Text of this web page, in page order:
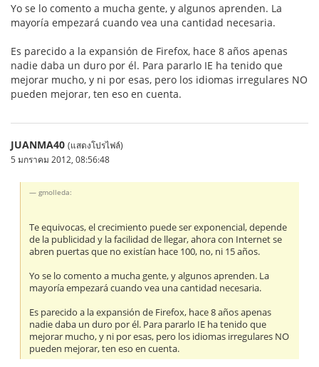
Yo se lo comento a mucha gente, y algunos aprenden. La
mayoría empezará cuando vea una cantidad necesaria.
Es parecido a la expansión de Firefox, hace 8 años apenas
nadie daba un duro por él. Para pararlo IE ha tenido que
mejorar mucho, y ni por esas, pero los idiomas irregulares NO
pueden mejorar, ten eso en cuenta.
JUANMA40 (แสดงโปรไฟล์)
5 มกราคม 2012, 08:56:48
gmolleda:
Te equivocas, el crecimiento puede ser exponencial, depende
de la publicidad y la facilidad de llegar, ahora con Internet se
abren puertas que no existían hace 100, no, ni 15 años.
Yo se lo comento a mucha gente, y algunos aprenden. La
mayoría empezará cuando vea una cantidad necesaria.
Es parecido a la expansión de Firefox, hace 8 años apenas
nadie daba un duro por él. Para pararlo IE ha tenido que
mejorar mucho, y ni por esas, pero los idiomas irregulares NO
pueden mejorar, ten eso en cuenta.